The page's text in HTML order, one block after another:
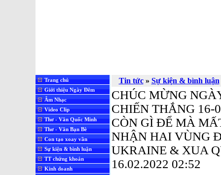
Trang chủ
Giới thiệu Ngày Đêm
Âm Nhạc
Video Clip
Thơ - Văn Quốc Minh
Thơ - Văn Bạn Bè
Con tạo xoay vần
Sự kiện & bình luận
TT chứng khoán
Kinh doanh
Tin tức» Sự kiện & bình luận
CHÚC MỪNG
CHIẾN THẮNG 16-
CÒN GÌ ĐỂ MÀ
NHẬN HAI VÙNG
UKRAINE & XUA
16.02.2022 02:52